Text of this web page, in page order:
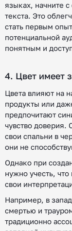
языках, начните с
текста. Это
стать первым
потенциальной
понятным и
4. Цвет имеет
Цвета влияют на
продукты или
предпочитают
чувство доверия.
свои спальни в
они не
Однако при
нужно учесть, что
свои
Например, в
смертью и
традиционно